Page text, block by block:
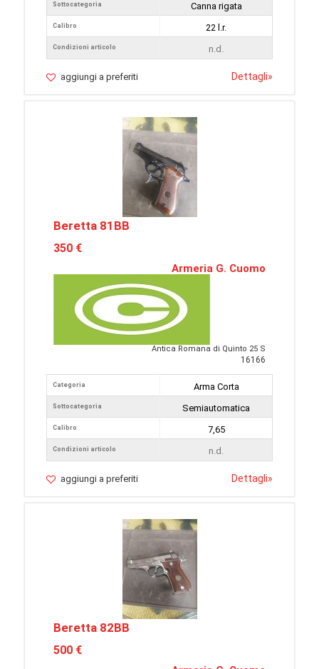
Sottocategoria
Calibro
Condizioni articolo
Canna rigata
22 l.r.
n.d.
aggiungi a preferiti Dettagli»
Beretta 81BB
350 €
Armeria G. Cuomo
Antica Romana di Quinto 25 S
16166
Categoria
Sottocategoria
Calibro
Condizioni articolo
Arma Corta
Semiautomatica
7,65
n.d.
aggiungi a preferiti Dettagli»
Beretta 82BB
500 €